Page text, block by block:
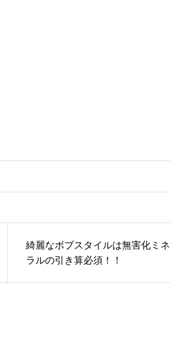
綺麗なボブスタイルは無害化ミネ
ラルの引き算必須！！